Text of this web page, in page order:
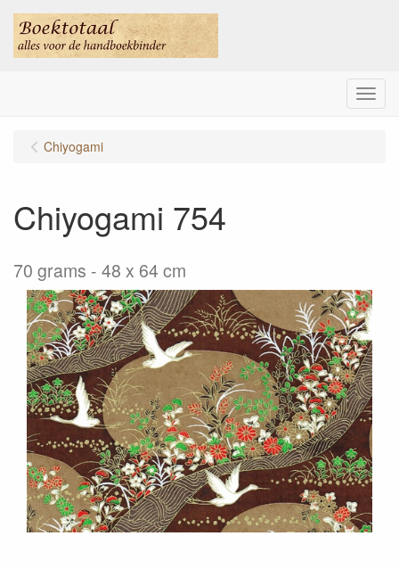
Menu
Chiyogami
Chiyogami 754
70 grams - 48 x 64 cm